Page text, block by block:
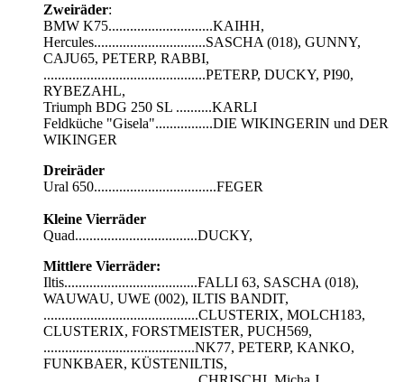
Zweiräder:
BMW K75.............................KAIHH,
Hercules...............................SASCHA (018), GUNNY,
CAJU65, PETERP, RABBI,
.............................................PETERP, DUCKY, PI90,
RYBEZAHL,
Triumph BDG 250 SL ..........KARLI
Feldküche "Gisela"................DIE WIKINGERIN und DER
WIKINGER
Dreiräder
Ural 650..................................FEGER
Kleine Vierräder
Quad..................................DUCKY,
Mittlere Vierräder:
Iltis.....................................FALLI 63, SASCHA (018),
WAUWAU, UWE (002), ILTIS BANDIT,
...........................................CLUSTERIX, MOLCH183,
CLUSTERIX, FORSTMEISTER, PUCH569,
..........................................NK77, PETERP, KANKO,
FUNKBAER, KÜSTENILTIS,